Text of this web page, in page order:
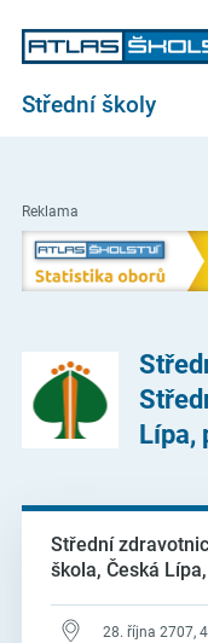
Střední školy
Reklama
Lípa,
Střední
škola, Česká
28. října 2707,